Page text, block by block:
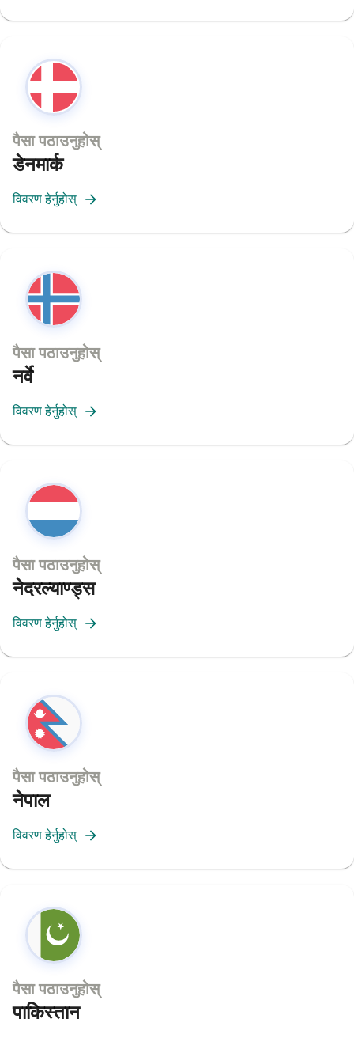
पैसा पठाउनुहोस्
डेनमार्क
विवरण हेर्नुहोस्
पैसा पठाउनुहोस्
नर्वे
विवरण हेर्नुहोस्
पैसा पठाउनुहोस्
नेदरल्याण्ड्स
विवरण हेर्नुहोस्
पैसा पठाउनुहोस्
नेपाल
विवरण हेर्नुहोस्
पैसा पठाउनुहोस्
पाकिस्तान